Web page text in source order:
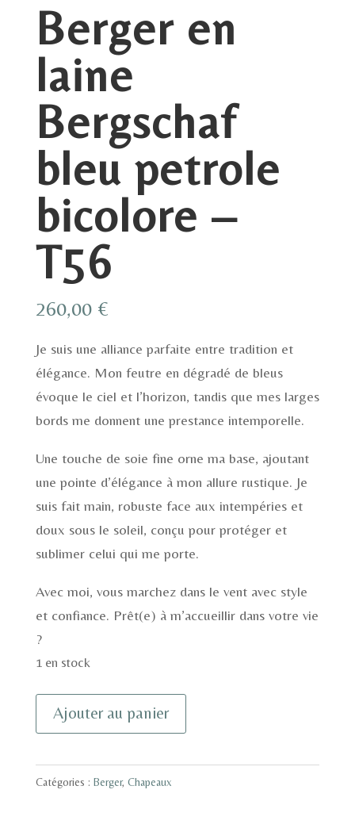
Berger en
laine
Bergschaf
bleu petrole
bicolore –
T56
260,00 €
Je suis une alliance parfaite entre tradition et
élégance. Mon feutre en dégradé de bleus
évoque le ciel et l’horizon, tandis que mes larges
bords me donnent une prestance intemporelle.
Une touche de soie fine orne ma base, ajoutant
une pointe d’élégance à mon allure rustique. Je
suis fait main, robuste face aux intempéries et
doux sous le soleil, conçu pour protéger et
sublimer celui qui me porte.
Avec moi, vous marchez dans le vent avec style
et confiance. Prêt(e) à m’accueillir dans votre vie
?
1 en stock
quantité
de
en
Ajouter au panier
Catégories : Berger, Chapeaux